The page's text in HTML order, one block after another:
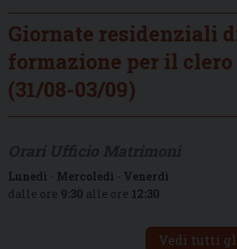
Giornate residenziali
formazione per il clero
(31/08-03/09)
Lunedì - Mercoledì - Venerdì
dalle ore 9:30 alle ore 12:30
Vedi tutti